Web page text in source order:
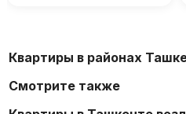
Квартиры в районах
Смотрите также